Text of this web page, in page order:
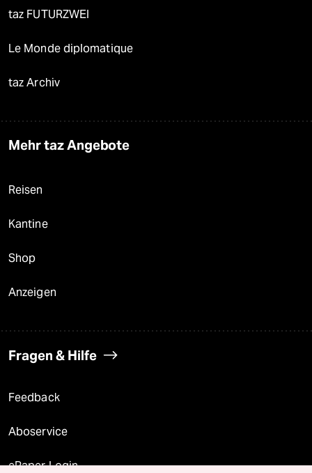
taz FUTURZWEI
Le Monde diplomatique
taz Archiv
Mehr taz Angebote
Reisen
Kantine
Shop
Anzeigen
Fragen & Hilfe
Feedback
Aboservice
ePaper Login